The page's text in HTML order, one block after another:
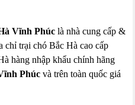
Vĩnh Phúc là nhà cung cấp &
trại chó Bắc Hà cao cấp
hàng nhập khẩu chính hãng
Phúc và trên toàn quốc giá